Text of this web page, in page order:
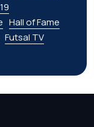
Hall of Fame
Futsal TV